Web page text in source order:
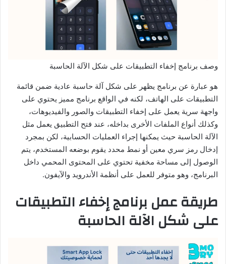
وصف برنامج إخفاء التطبيقات على شكل الآلة الحاسبة
هو عبارة عن برنامج يظهر على شكل آلة حاسبة عادية ضمن قائمة
التطبيقات على الهاتف، لكنه في الواقع برنامج مميز يحتوي على
واجهة سرية يعمل على إخفاء التطبيقات والصور والفيديوهات،
وكذلك أنواع الملفات الأخرى بداخله، عند فتح التطبيق يعمل مثل
الآلة الحاسبة حيث يمكنها إجراء العمليات الحسابية، لكن بمجرد
إدخال رمز سري معين أو نمط محدد يقوم بوضعه المستخدم، يتم
الوصول إلى مساحة مخفية تحتوي على المحتوى المحمي داخل
البرنامج، وهو متوفر للعمل على أنظمة الأندرويد والآيفون.
طريقة عمل برنامج إخفاء التطبيقات
على شكل الآلة الحاسبة